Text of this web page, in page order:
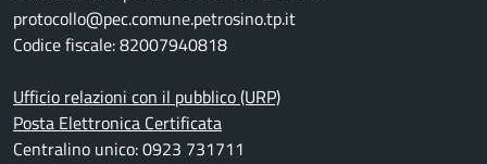
protocollo@pec.comune.petrosino.tp.it
Codice fiscale: 82007940818
Ufficio relazioni con il pubblico (URP)
Posta Elettronica Certificata
Centralino unico: 0923 731711